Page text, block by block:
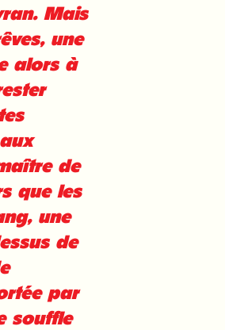
Mais
une
alors à
de
que les
une
de
par
souffle